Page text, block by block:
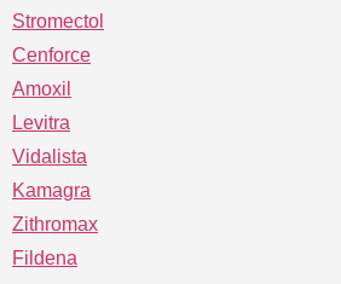
Stromectol
Cenforce
Amoxil
Levitra
Vidalista
Kamagra
Zithromax
Fildena